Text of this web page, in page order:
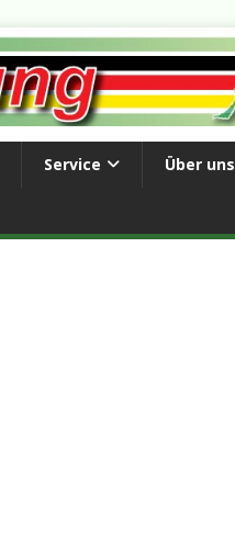
Service Über uns